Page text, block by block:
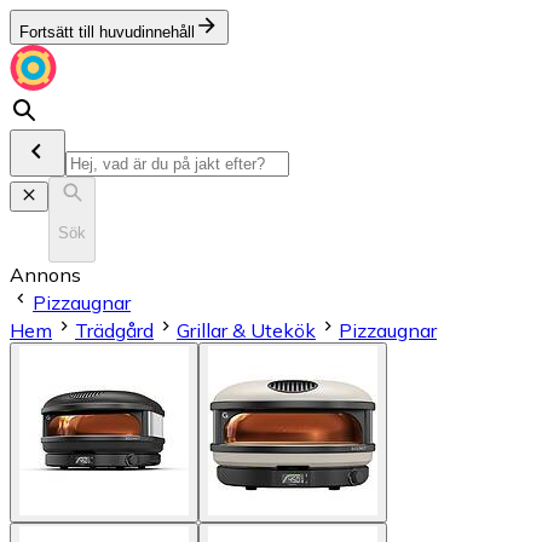
Fortsätt till huvudinnehåll
Sök
Annons
Pizzaugnar
Hem
Trädgård Grillar & Utekök Pizzaugnar